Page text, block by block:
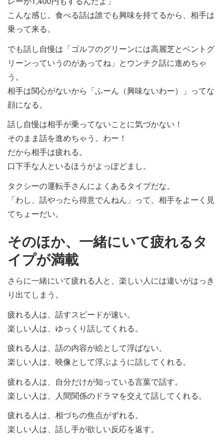
こんな感じ。食べる話は誰でも興味を持てるから、相手は
乗って来る。
でも話し自慢は「ゴルフのグリーンには高麗芝とベントグ
リーンっていうのがあってね」とウンチク話に進めちゃ
う。
相手は関心がないから「ふーん（興味ないわー）」ってな
顔になる。
話し自慢は相手が乗ってないことに気づかない！
そのまま話を進めちゃう。わー！
だから相手は疲れる。
口下手な人といるほうがよっぽどまし。
タクシーの運転手さんによくあるタイプだな。
「わし、話やったら得意でんねん」って、相手をよーく見
てちょーだい。
そのほか、一緒にいて疲れるタ
イプが満載
さらに一緒にいて疲れる人と、楽しい人には違いがはっき
り出てしまう。
疲れる人は、話すスピードが速い。
楽しい人は、ゆっくり話してくれる。
疲れる人は、話の内容が絵として浮ばない。
楽しい人は、映像として浮ぶように話してくれる。
疲れる人は、自分だけが知っている言葉で話す。
楽しい人は、人間関係のドラマを交えて話してくれる。
疲れる人は、相づちの焦点がずれる。
楽しい人は、話し手が欲しい反応を返す。